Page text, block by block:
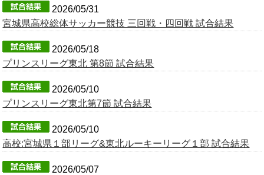
2026/05/31
宮城県高校総体サッカー競技 三回戦・四回戦 試合結果
2026/05/18
プリンスリーグ東北 第8節 試合結果
2026/05/10
プリンスリーグ東北第7節 試合結果
2026/05/10
高校:宮城県１部リーグ&東北ルーキーリーグ１部 試合結果
2026/05/07